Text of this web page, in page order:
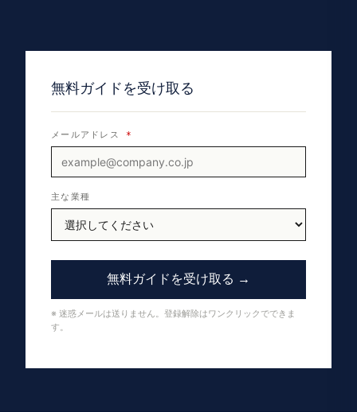
無料ガイドを受け取る
メールアドレス *
主な業種
無料ガイドを受け取る →
※ 迷惑メールは送りません。登録解除はワンクリックでできま
す。